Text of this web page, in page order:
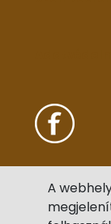
A